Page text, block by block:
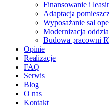
Finansowanie i
Adaptacja
Wyposażanie sal
Modernizacja
Budowa pracowni
Opinie
Realizacje
FAQ
Serwis
Blog
O nas
Kontakt